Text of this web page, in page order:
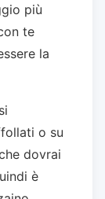
più
te
la
o su
dovrai
è